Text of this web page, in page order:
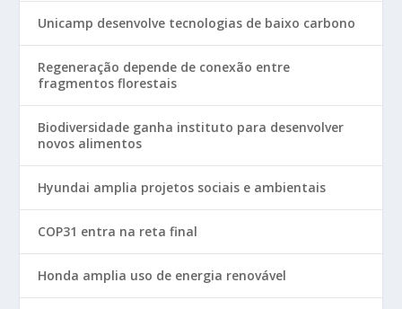
Unicamp desenvolve tecnologias de baixo carbono
Regeneração depende de conexão entre
fragmentos florestais
Biodiversidade ganha instituto para desenvolver
novos alimentos
Hyundai amplia projetos sociais e ambientais
COP31 entra na reta final
Honda amplia uso de energia renovável